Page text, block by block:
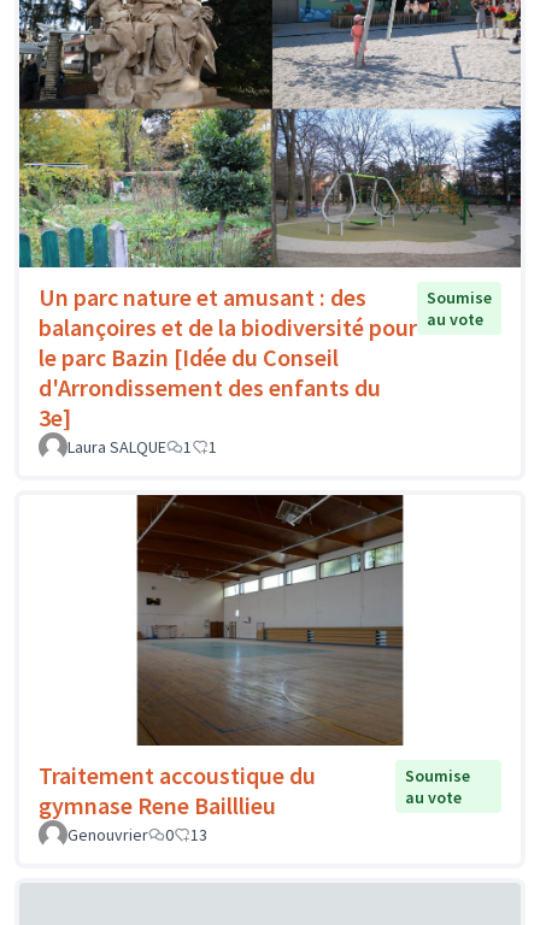
Un parc nature et amusant : des
balançoires et de la biodiversité pour
le parc Bazin [Idée du Conseil
d'Arrondissement des enfants du
3e]
Soumise
au vote
Laura SALQUE 1 1
Traitement accoustique du
gymnase Rene Bailllieu
Soumise
au vote
Genouvrier
0 13